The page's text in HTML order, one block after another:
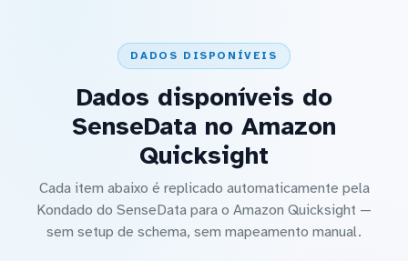
DADOS DISPONÍVEIS
Dados disponíveis do
SenseData no Amazon
Quicksight
Cada item abaixo é replicado automaticamente pela
Kondado do SenseData para o Amazon Quicksight —
sem setup de schema, sem mapeamento manual.